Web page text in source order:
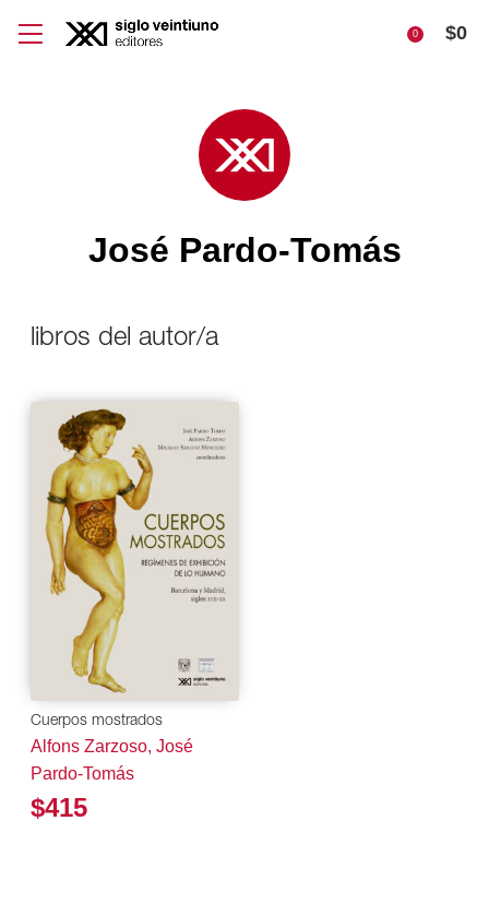
0 $0
José Pardo-Tomás
libros del autor/a
Cuerpos mostrados
Alfons Zarzoso, José
Pardo-Tomás
$415